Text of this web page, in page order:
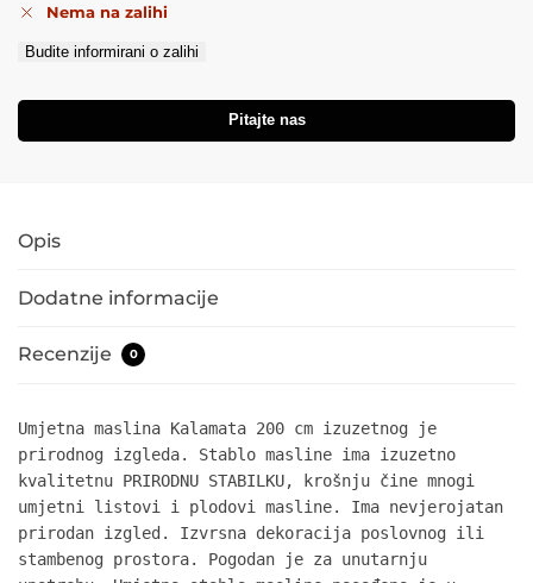
Nema na zalihi
Budite informirani o zalihi
Pitajte nas
Opis
Dodatne informacije
Recenzije 0
Umjetna maslina Kalamata 200 cm izuzetnog je
prirodnog izgleda. Stablo masline ima izuzetno
kvalitetnu PRIRODNU STABILKU, krošnju čine mnogi
umjetni listovi i plodovi masline. Ima nevjerojatan
prirodan izgled. Izvrsna dekoracija poslovnog ili
stambenog prostora. Pogodan je za unutarnju